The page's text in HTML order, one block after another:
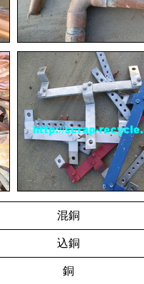
混銅
込銅
銅